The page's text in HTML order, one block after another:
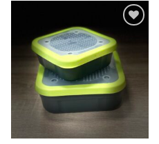
wishlist